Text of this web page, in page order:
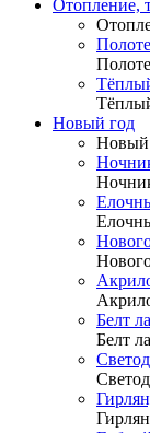
Отопление,
Новый год
Новый
Белт
Белт